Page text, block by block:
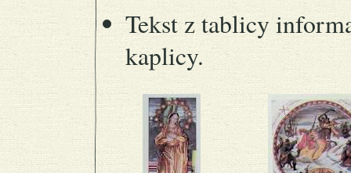
Tekst z tablicy
kaplicy.